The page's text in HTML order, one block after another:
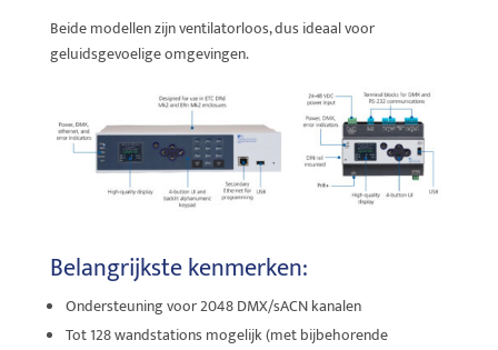
Beide modellen zijn ventilatorloos, dus ideaal voor
geluidsgevoelige omgevingen.
Belangrijkste kenmerken:
Ondersteuning voor 2048 DMX/sACN kanalen
Tot 128 wandstations mogelijk (met bijbehorende